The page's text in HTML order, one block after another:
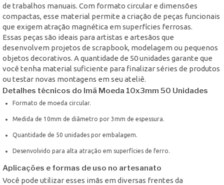
de trabalhos manuais. Com formato circular e dimensões
compactas, esse material permite a criação de peças funcionais
que exigem atração magnética em superfícies ferrosas.
Essas peças são ideais para artistas e artesãos que
desenvolvem projetos de scrapbook, modelagem ou pequenos
objetos decorativos. A quantidade de 50 unidades garante que
você tenha material suficiente para finalizar séries de produtos
ou testar novas montagens em seu ateliê.
Detalhes técnicos do Imã Moeda 10x3mm 50 Unidades
Formato de moeda circular.
Medida de 10mm de diâmetro por 3mm de espessura.
Quantidade de 50 unidades por embalagem.
Desenvolvido para alta atração em superfícies de ferro.
Aplicações e formas de uso no artesanato
Você pode utilizar esses imãs em diversas frentes da